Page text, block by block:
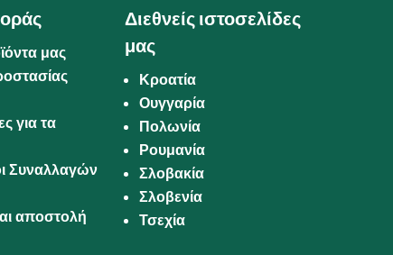
μας
για τα
Συναλλαγών
αποστολή
Διεθνείς ιστοσελίδες
μας
Κροατία
Ουγγαρία
Πολωνία
Ρουμανία
Σλοβακία
Σλοβενία
Τσεχία